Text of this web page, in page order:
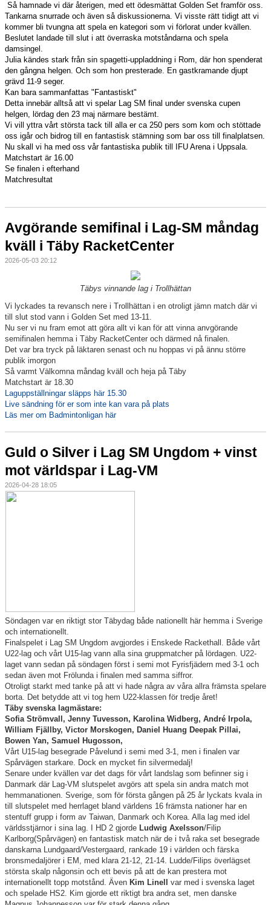
Så hamnade vi där återigen, med ett ödesmättat Golden Set framför oss.
Tankarna snurrade och även så diskussionerna. Vi visste rätt tidigt att vi
kommer bli tvungna att spela en kategori som vi förlorat under kvällen.
Beslutet landade till slut i att överraska motståndarna och spela
damsingel.
Julia kändes stark från sin spagetti-uppladdning i Rom, där hon spenderat
den gångna helgen. Och som hon presterade. En gastkramande djupt
grävd 11-9 seger.
Kan bara sammanfattas "Fantastiskt"
Detta innebär alltså att vi spelar Lag SM final under svenska cupen
helgen, lördag den 23 maj närmare bestämt.
Vi vill yttra vårt största tack till alla er ca 250 pers som kom och stöttade
oss igår och bidrog till en fantastisk stämning som bar oss till finalplatsen.
Nu skall vi ha med oss vår fantastiska publik till IFU Arena i Uppsala.
Matchstart är 16.00
Se finalen i efterhand
Matchresultat
Avgörande semifinal i Lag-SM måndag
kväll i Täby RacketCenter
2026-05-03 20:12
Täbys vinnande lag i Trollhättan
Vi lyckades ta revansch nere i Trollhättan i en otroligt jämn match där vi
till slut stod vann i Golden Set med 13-11.
Nu ser vi nu fram emot att göra allt vi kan för att vinna anvgörande
semifinalen hemma i Täby RacketCenter och därmed nå finalen.
Det var bra tryck på läktaren senast och nu hoppas vi på ännu större
publik imorgon
Så varmt Välkomna måndag kväll och heja på Täby
Matchstart är 18.30
Laguppställningar släpps här 15.30
Live sändning för er som inte kan vara på plats
Läs mer om Badmintonligan här
Guld o Silver i Lag SM Ungdom + vinst
mot världspar i Lag-VM
2026-04-28 18:05
Söndagen var en riktigt stor Täbydag både nationellt här hemma i Sverige
och internationellt.
Finalspelet i Lag SM Ungdom avgjordes i Enskede Rackethall. Både vårt
U22-lag och vårt U15-lag vann alla sina gruppmatcher på lördagen. U22-
laget vann sedan på söndagen först i semi mot Fyrisfjädern med 3-1 och
sedan även mot Frölunda i finalen med samma siffror.
Otroligt starkt med tanke på att vi hade några av våra allra främsta spelare
borta. Det betydde att vi tog hem U22-klassen för tredje året!
Täby svenska lagmästare:
Sofia Strömvall, Jenny Tuvesson, Karolina Widberg, André Irpola,
William Fjällby, Victor Morskogen, Daniel Huang Deepak Pillai,
Bowen Yan, Samuel Hugosson,
Vårt U15-lag besegrade Påvelund i semi med 3-1, men i finalen var
Spårvägen starkare. Dock en mycket fin silvermedalj!
Senare under kvällen var det dags för vårt landslag som befinner sig i
Danmark där Lag-VM slutspelet avgörs att spela sin andra match mot
hemmanationen. Sverige, som för första gången på 25 år lyckats kvala in
till slutspelet med herrlaget bland världens 16 främsta nationer har en
stentuff grupp i form av Taiwan, Danmark och Korea. Alla lag med idel
världsstjärnor i sina lag. I HD 2 gjorde Ludwig Axelsson/Filip
Karlborg(Spårvägen) en fantastisk match när de i två raka set besegrade
danskarna Lundgaard/Vestergaard, rankade 19 i världen och färska
bronsmedaljörer i EM, med klara 21-12, 21-14. Ludde/Filips överlägset
största skalp någonsin och ett bevis på att de kan prestera mot
internationellt topp motstånd. Även Kim Linell
var med i svenska laget
och spelade HS2. Kim gjorde ett riktigt bra andra set, men danske